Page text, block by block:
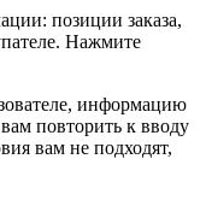
позиции заказа,
Нажмите
информацию
повторить к вводу
вам не подходят,